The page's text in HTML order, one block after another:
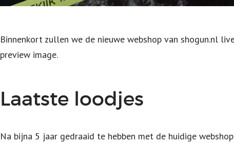
Binnenkort zullen we de nieuwe webshop van shogun.nl
preview image.
Laatste loodjes
Na bijna 5 jaar gedraaid te hebben met de huidige